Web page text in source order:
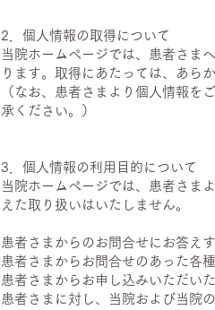
2．個人情報の取得について
当院ホームページでは、患者さま
ります。取得にあたっては、あら
（なお、患者さまより個人情報を
承ください。）
3．個人情報の利用目的について
当院ホームページでは、患者さま
えた取り扱いはいたしません。
患者さまからのお問合せにお答え
患者さまからお問合せのあった各
患者さまからお申し込みいただい
患者さまに対し、当院および当院